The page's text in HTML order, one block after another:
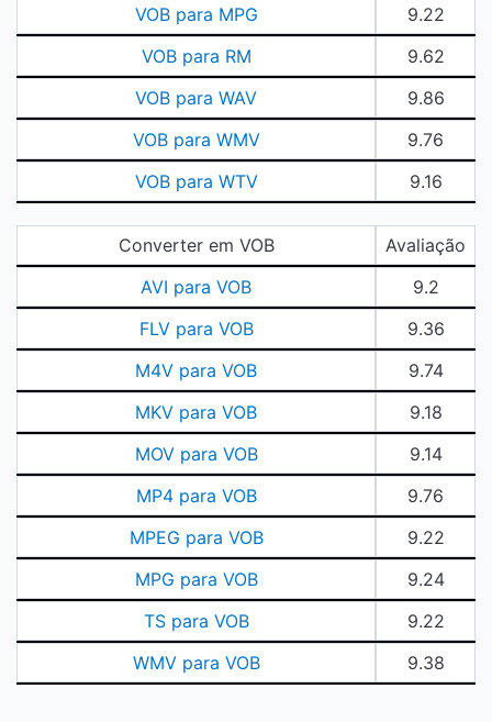
VOB para MPG
9.22
VOB para RM
9.62
VOB para WAV
9.86
VOB para WMV
9.76
VOB para WTV
9.16
Converter em VOB
Avaliação
AVI para VOB
9.2
FLV para VOB
9.36
M4V para VOB
9.74
MKV para VOB
9.18
MOV para VOB
9.14
MP4 para VOB
9.76
MPEG para VOB
9.22
MPG para VOB
9.24
TS para VOB
9.22
WMV para VOB
9.38